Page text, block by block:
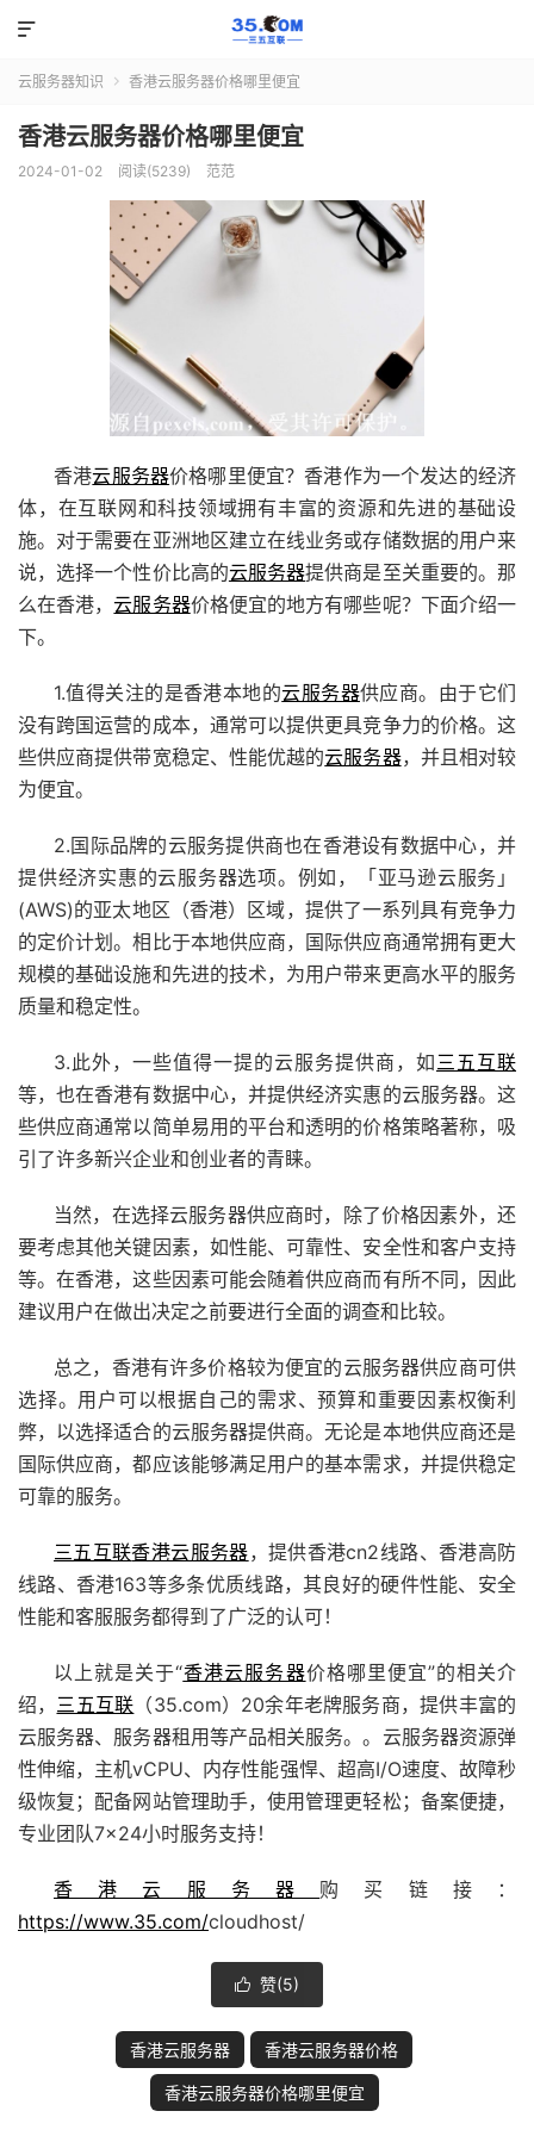

云服务器知识  香港云服务器价格哪里便宜
香港云服务器价格哪里便宜
2024-01-02 阅读(5239) 范范
香港云服务器价格哪里便宜？香港作为一个发达的经济
体，在互联网和科技领域拥有丰富的资源和先进的基础设
施。对于需要在亚洲地区建立在线业务或存储数据的用户来
说，选择一个性价比高的云服务器提供商是至关重要的。那
么在香港，云服务器价格便宜的地方有哪些呢？下面介绍一
下。
1.值得关注的是香港本地的云服务器供应商。由于它们
没有跨国运营的成本，通常可以提供更具竞争力的价格。这
些供应商提供带宽稳定、性能优越的云服务器，并且相对较
为便宜。
2.国际品牌的云服务提供商也在香港设有数据中心，并
提供经济实惠的云服务器选项。例如，「亚马逊云服务」
(AWS)的亚太地区（香港）区域，提供了一系列具有竞争力
的定价计划。相比于本地供应商，国际供应商通常拥有更大
规模的基础设施和先进的技术，为用户带来更高水平的服务
质量和稳定性。
3.此外，一些值得一提的云服务提供商，如三五互联
等，也在香港有数据中心，并提供经济实惠的云服务器。这
些供应商通常以简单易用的平台和透明的价格策略著称，吸
引了许多新兴企业和创业者的青睐。
当然，在选择云服务器供应商时，除了价格因素外，还
要考虑其他关键因素，如性能、可靠性、安全性和客户支持
等。在香港，这些因素可能会随着供应商而有所不同，因此
建议用户在做出决定之前要进行全面的调查和比较。
总之，香港有许多价格较为便宜的云服务器供应商可供
选择。用户可以根据自己的需求、预算和重要因素权衡利
弊，以选择适合的云服务器提供商。无论是本地供应商还是
国际供应商，都应该能够满足用户的基本需求，并提供稳定
可靠的服务。
三五互联香港云服务器，提供香港cn2线路、香港高防
线路、香港163等多条优质线路，其良好的硬件性能、安全
性能和客服服务都得到了广泛的认可！
以上就是关于“香港云服务器价格哪里便宜”的相关介
绍， 三五互联 （35.com）20余年老牌服务商，提供丰富的
云服务器、服务器租用等产品相关服务。。云服务器资源弹
性伸缩，主机vCPU、内存性能强悍、超高I/O速度、故障秒
级恢复；配备网站管理助手，使用管理更轻松；备案便捷，
专业团队7×24小时服务支持！
香港云服务器 购买链接：
https://www.35.com/cloudhost/
 赞(5)
香港云服务器 香港云服务器价格
香港云服务器价格哪里便宜